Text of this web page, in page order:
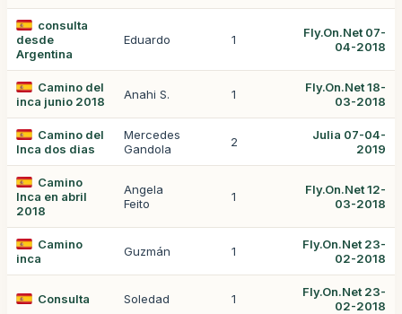
consulta
desde
Argentina
Eduardo 1
Fly.On.Net 07-
04-2018
Camino del
inca junio 2018
Anahi S. 1
Fly.On.Net 18-
03-2018
Camino del
Inca dos dias
Mercedes
Gandola
2
Julia 07-04-
2019
Camino
Inca en abril
2018
Angela
Feito
1
Fly.On.Net 12-
03-2018
Camino
inca
Guzmán 1
Fly.On.Net 23-
02-2018
Consulta Soledad 1
Fly.On.Net 23-
02-2018